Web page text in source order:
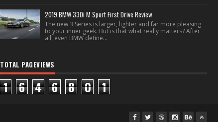
2019 BMW 330i M Sport First Drive Review
The new 3 Series is larger, lighter and far more pleasing
to your inner geek. But is that what really matters? After
all, even BMW define...
TOTAL PAGEVIEWS
1 6 4 6 8 0 1